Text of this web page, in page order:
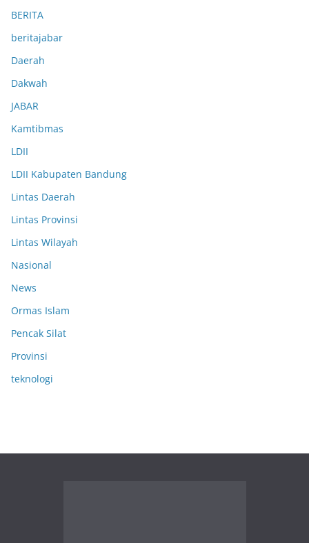
BERITA
beritajabar
Daerah
Dakwah
JABAR
Kamtibmas
LDII
LDII Kabupaten Bandung
Lintas Daerah
Lintas Provinsi
Lintas Wilayah
Nasional
News
Ormas Islam
Pencak Silat
Provinsi
teknologi